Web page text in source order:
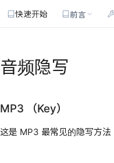
快速开始 前言
音频隐写
MP3 （Key）
这是 MP3 最常见的隐写方